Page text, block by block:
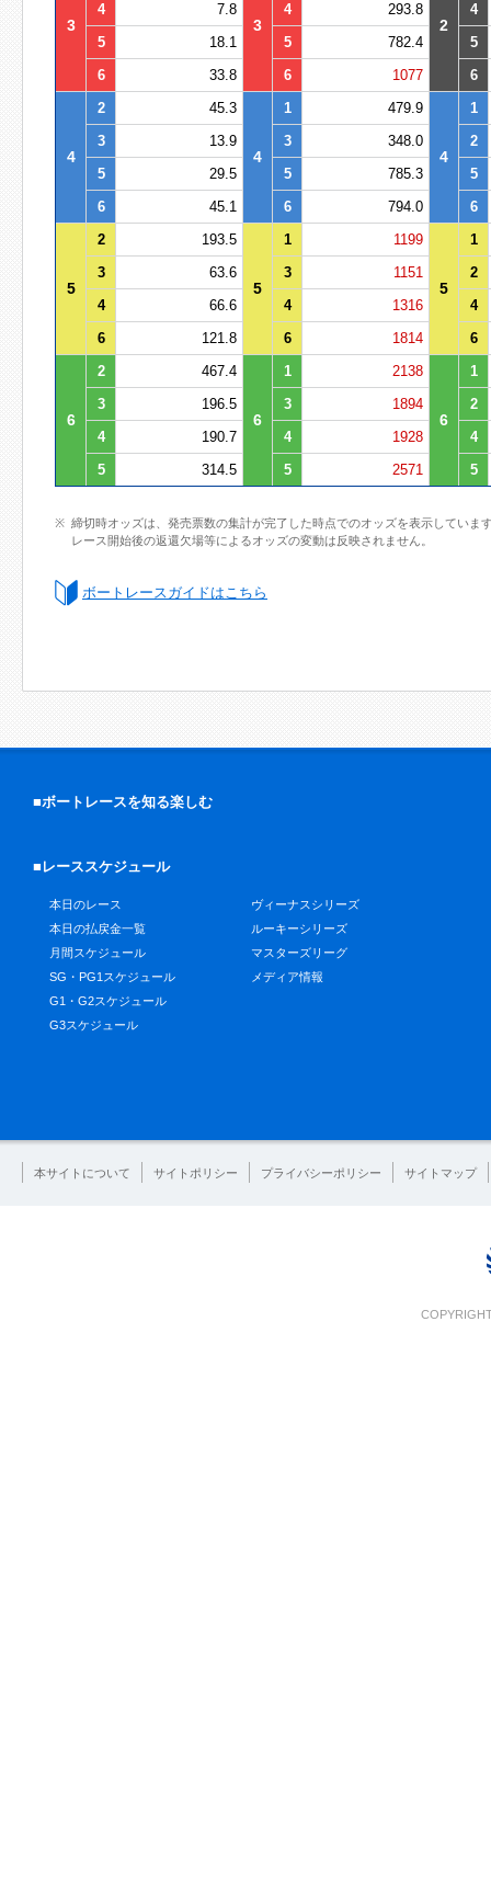
3 3 2
4
7.8 4 293.8
4
5
18.1 5 782.4
5
6
33.8 6 1077 6
4
2 45.3
4
1 479.9
4
1
3
13.9 3 348.0
2
5
29.5 5 785.3
5
6
45.1 6 794.0 6
5
2 193.5
5
1 1199
5
1
3
63.6 3 1151
2
4
66.6 4 1316
4
6
121.8 6 1814 6
6
2 467.4
6
1 2138
6
1
3
196.5 3 1894
2
4
190.7 4 1928
4
5
314.5 5 2571 5
締切時オッズは、発売票数の集計が完了した時点でのオッズを表示していま
レース開始後の返還欠場等によるオッズの変動は反映されません。
ボートレースガイドはこちら
■ボートレースを知る楽しむ
■レーススケジュール
本日のレース
本日の払戻金一覧
月間スケジュール
SG・PG1スケジュール
G1・G2スケジュール
G3スケジュール
ヴィーナスシリーズ
ルーキーシリーズ
マスターズリーグ
メディア情報
本サイトについて サイトポリシー プライバシーポリシー サイトマップ